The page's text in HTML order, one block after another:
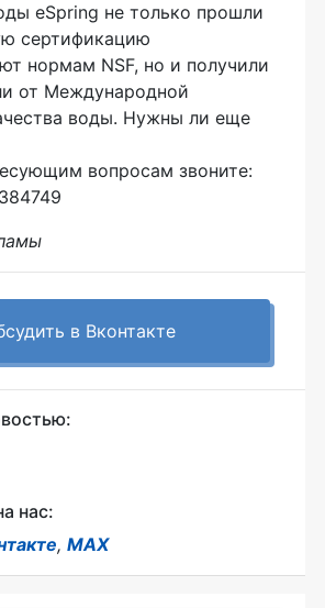
eSpring не только прошли
сертификацию
нормам NSF, но и получили
от Международной
воды. Нужны ли еще
вопросам звоните:
в Вконтакте
нас:
, MAX